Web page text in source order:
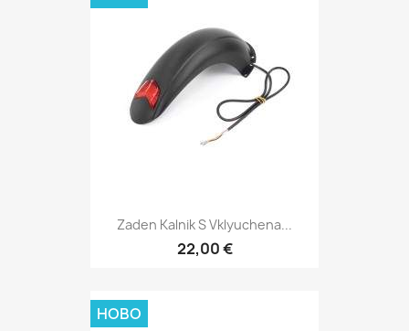
Zaden Kalnik S Vklyuchena...
22,00 €
НОВО